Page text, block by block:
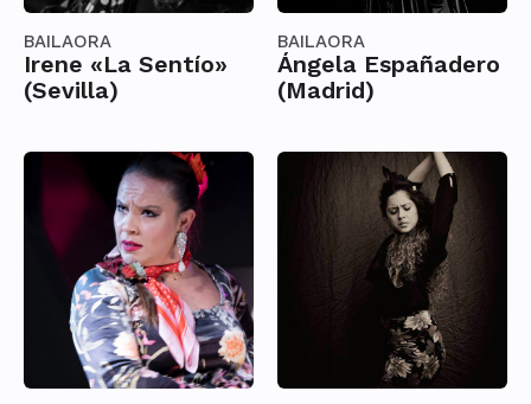
BAILAORA
Irene «La Sentío»
(Sevilla)
BAILAORA
Ángela Españadero
(Madrid)